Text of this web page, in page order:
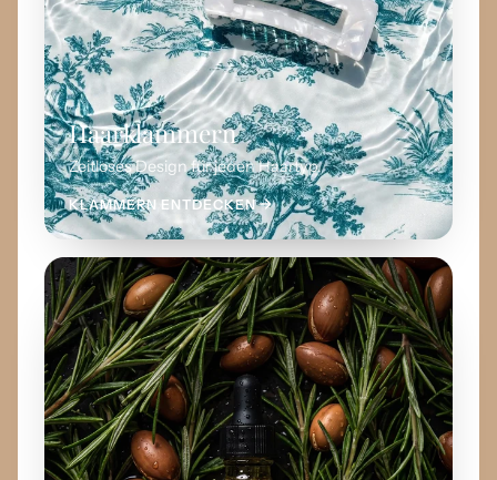
Haarklammern
Zeitloses Design für jeden Haartyp.
KLAMMERN ENTDECKEN